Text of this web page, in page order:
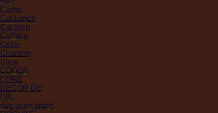
Carno
Cat Lunch
Cat Step
CatStep
Cesar
Chammy
Cliny
CODOS
CORE
DECOR DE
DIIL
dog gone smart